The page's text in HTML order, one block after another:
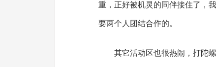
重，正好被机灵的同伴接住了，
要两个人团结合作的。
其它活动区也很热闹，打陀